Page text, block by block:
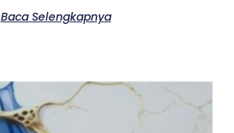
Baca Selengkapnya